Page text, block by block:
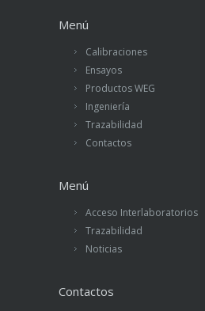
Menú
Calibraciones
Ensayos
Productos WEG
Ingeniería
Trazabilidad
Contactos
Menú
Acceso Interlaboratorios
Trazabilidad
Noticias
Contactos